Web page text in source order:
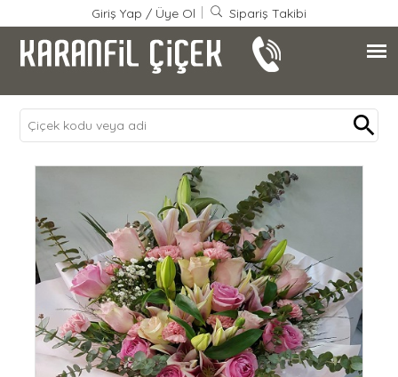
Giriş Yap / Üye Ol Sipariş Takibi